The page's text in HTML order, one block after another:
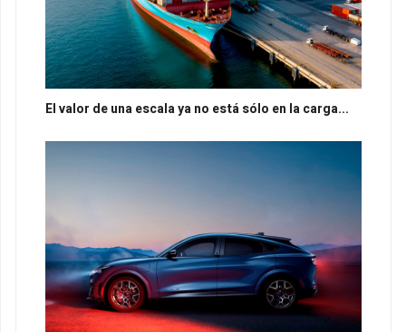
El valor de una escala ya no está sólo en la carga...